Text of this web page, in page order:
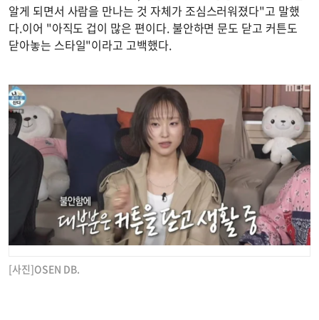
알게 되면서 사람을 만나는 것 자체가 조심스러워졌다"고 말했
다.이어 "아직도 겁이 많은 편이다. 불안하면 문도 닫고 커튼도
닫아놓는 스타일"이라고 고백했다.
[사진]OSEN DB.